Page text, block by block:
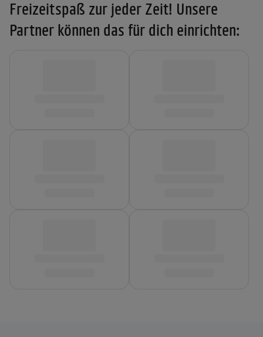
Freizeitspaß zur jeder Zeit! Unsere
Partner können das für dich einrichten: